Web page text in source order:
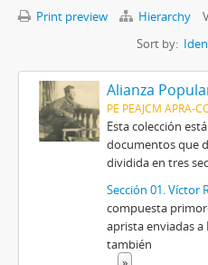
Print preview Hierarchy
Sort by:
PE PEAJCM APRA-
Esta colección
documentos que
dividida en tres
Sección 01. Víctor
compuesta
aprista enviadas a
también